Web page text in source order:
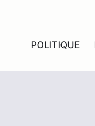
POLITIQUE